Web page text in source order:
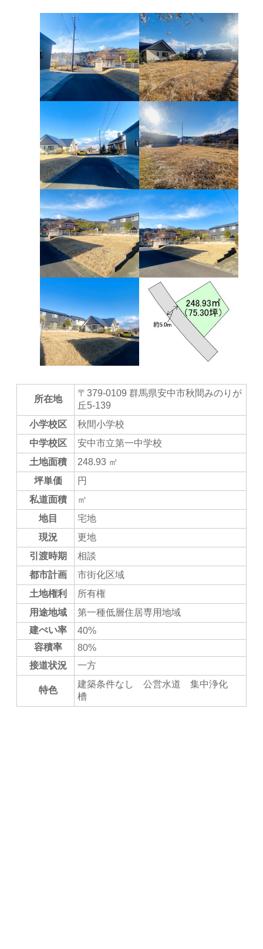
所在地
〒379-0109 群馬県安中市秋間みのりが
丘5-139
小学校区
秋間小学校
中学校区
安中市立第一中学校
土地面積
248.93 ㎡
坪単価
円
私道面積
㎡
地目
宅地
現況
更地
引渡時期
相談
都市計画
市街化区域
土地権利
所有権
用途地域
第一種低層住居専用地域
建ぺい率
40%
容積率
80%
接道状況
一方
特色
建築条件なし 公営水道 集中浄化
槽